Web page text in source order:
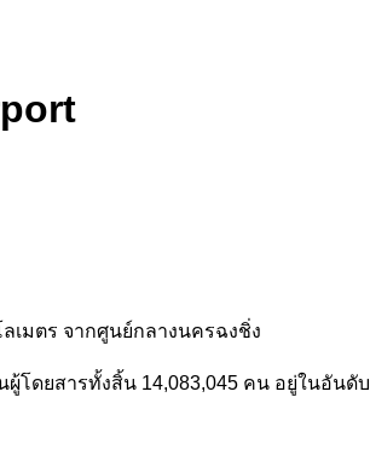
เมตร จากศูนย์กลางนครฉงชิ่ง
โดยสารทั้งสิ้น 14,083,045 คน อยู่ในอันดั